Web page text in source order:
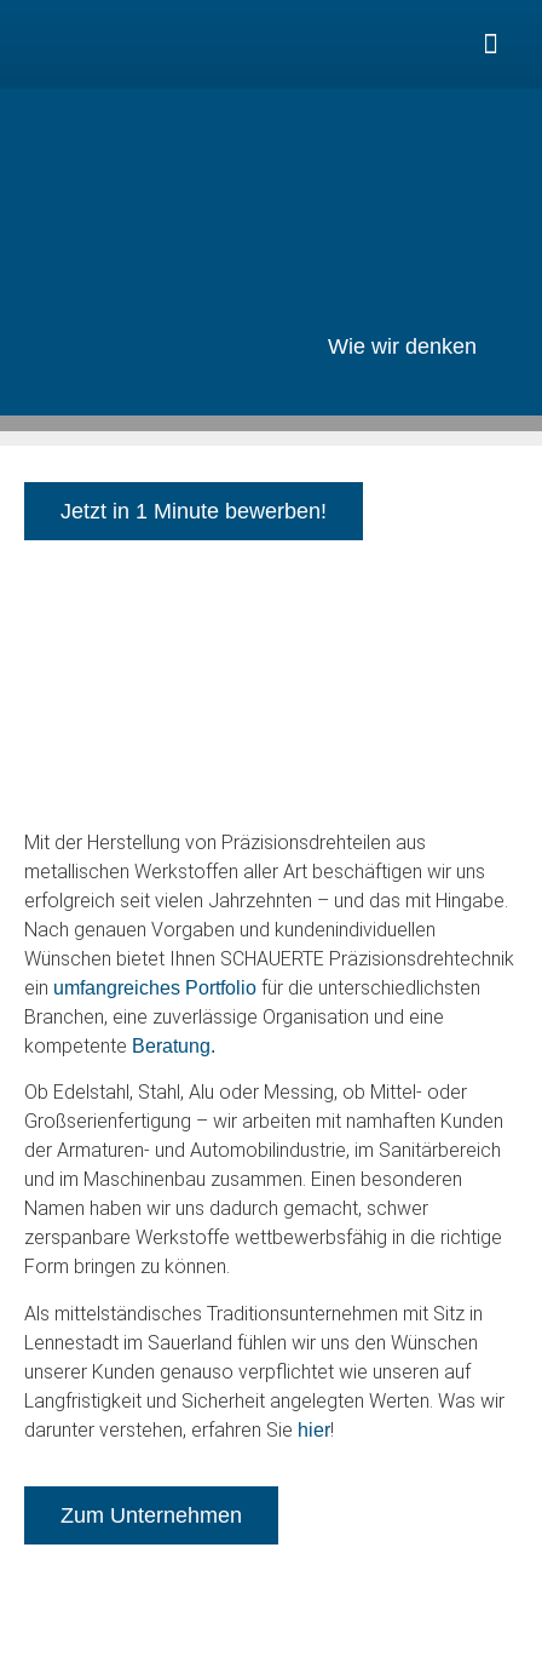
Wie wir denken
Jetzt in 1 Minute bewerben!
Mit der Herstellung von Präzisionsdrehteilen aus
metallischen Werkstoffen aller Art beschäftigen wir uns
erfolgreich seit vielen Jahrzehnten – und das mit Hingabe.
Nach genauen Vorgaben und kundenindividuellen
Wünschen bietet Ihnen SCHAUERTE Präzisionsdrehtechnik
ein umfangreiches Portfolio für die unterschiedlichsten
Branchen, eine zuverlässige Organisation und eine
kompetente Beratung.
Ob Edelstahl, Stahl, Alu oder Messing, ob Mittel- oder
Großserienfertigung – wir arbeiten mit namhaften Kunden
der Armaturen- und Automobilindustrie, im Sanitärbereich
und im Maschinenbau zusammen. Einen besonderen
Namen haben wir uns dadurch gemacht, schwer
zerspanbare Werkstoffe wettbewerbsfähig in die richtige
Form bringen zu können.
Als mittelständisches Traditionsunternehmen mit Sitz in
Lennestadt im Sauerland fühlen wir uns den Wünschen
unserer Kunden genauso verpflichtet wie unseren auf
Langfristigkeit und Sicherheit angelegten Werten. Was wir
darunter verstehen, erfahren Sie hier!
Zum Unternehmen